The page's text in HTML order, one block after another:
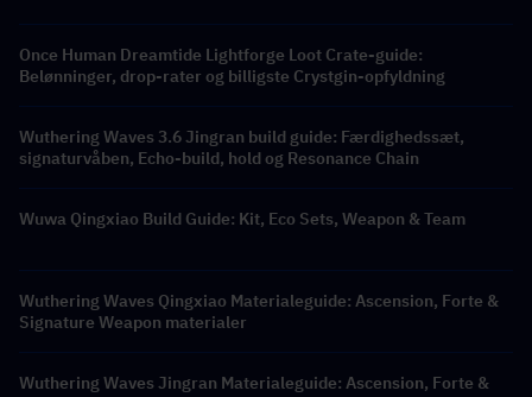
Once Human Dreamtide Lightforge Loot Crate-guide:
Belønninger, drop-rater og billigste Crystgin-opfyldning
Wuthering Waves 3.6 Jingran build guide: Færdighedssæt,
signaturvåben, Echo-build, hold og Resonance Chain
Wuwa Qingxiao Build Guide: Kit, Eco Sets, Weapon & Team
Wuthering Waves Qingxiao Materialeguide: Ascension, Forte &
Signature Weapon materialer
Wuthering Waves Jingran Materialeguide: Ascension, Forte &